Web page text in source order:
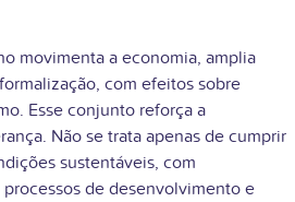
movimenta a economia, amplia
com efeitos sobre
Esse conjunto reforça a
Não se trata apenas de cumprir
sustentáveis, com
de desenvolvimento e